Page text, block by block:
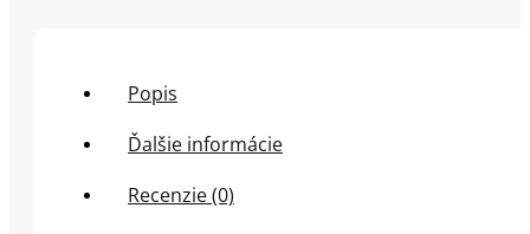
Popis
Ďalšie informácie
Recenzie (0)